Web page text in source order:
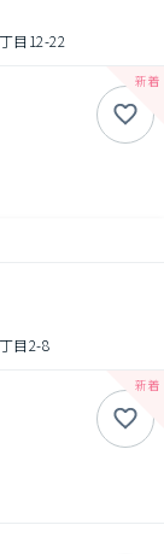
目12-22
目2-8